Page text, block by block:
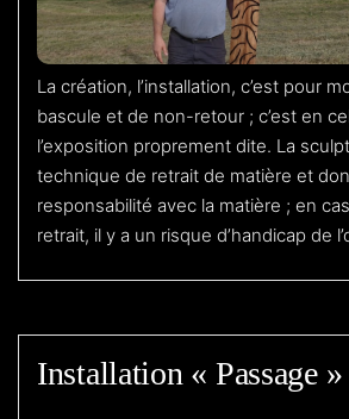
La création, l’installation, c’est pour
bascule et de non-retour ; c’est en
l’exposition proprement dite. La
technique de retrait de matière et
responsabilité avec la matière ; en
retrait, il y a un risque d’handicap de
Installation « Passage